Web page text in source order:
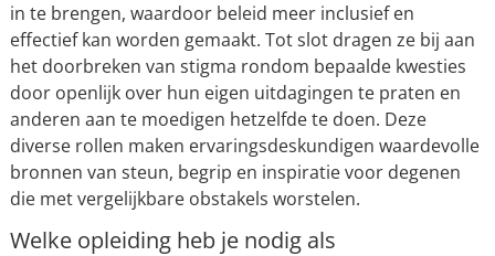
in te brengen, waardoor beleid meer inclusief en
effectief kan worden gemaakt. Tot slot dragen ze bij aan
het doorbreken van stigma rondom bepaalde kwesties
door openlijk over hun eigen uitdagingen te praten en
anderen aan te moedigen hetzelfde te doen. Deze
diverse rollen maken ervaringsdeskundigen waardevolle
bronnen van steun, begrip en inspiratie voor degenen
die met vergelijkbare obstakels worstelen.
Welke opleiding heb je nodig als